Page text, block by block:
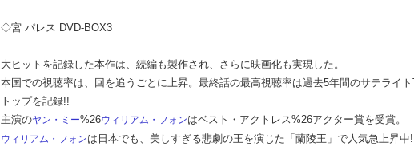
◇宮 パレス DVD-BOX3
大ヒットを記録した本作は、続編も製作され、さらに映画化も実現した。
本国での視聴率は、回を追うごとに上昇。最終話の最高視聴率は過去5年間のサテライ
トップを記録!!
主演のヤン・ミー%26ウィリアム・フォンはベスト・アクトレス%26アクター賞を受賞。
ウィリアム・フォンは日本でも、美しすぎる悲劇の王を演じた「蘭陵王」で人気急上昇中!